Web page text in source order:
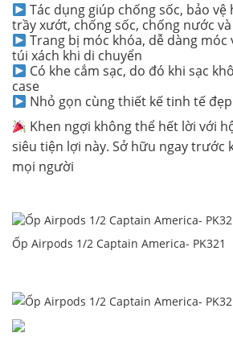
Tác dụng giúp chống sốc, bảo
trầy xướt, chống sốc, chống nước
Trang bị móc khóa, dễ dàng móc
túi xách khi di chuyển
Có khe cắm sạc, do đó khi sạc
case
Nhỏ gọn cùng thiết kế tinh tế
Khen ngợi không thể hết lời với
siêu tiện lợi này. Sở hữu ngay trước
mọi người
Ốp Airpods 1/2 Captain America- PK321